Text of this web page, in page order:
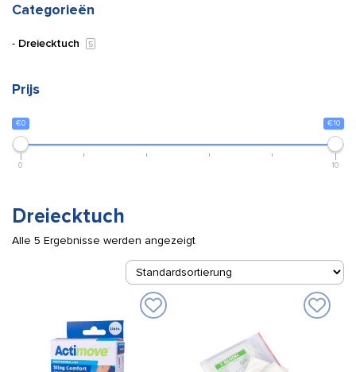
Categorieën
Dreiecktuch 5
Prijs
€0 €10
0 10
Dreiecktuch
Alle 5 Ergebnisse werden angezeigt